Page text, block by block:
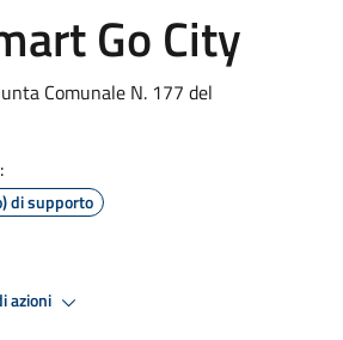
Go City
Comunale N. 177 del
:
di supporto
azioni